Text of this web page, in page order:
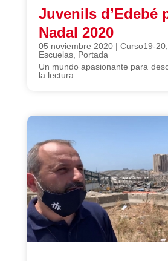
Juvenils d’Edebé
Nadal 2020
05 noviembre 2020| Curso19-20,
Escuelas, Portada
Un mundo apasionante para
la lectura.